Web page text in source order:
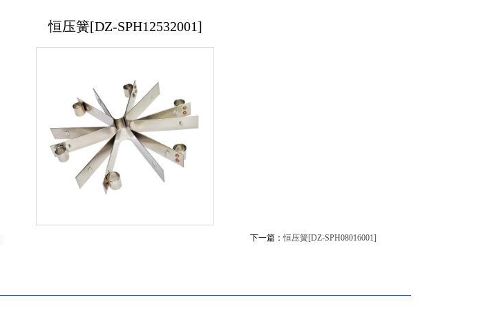
恒压簧[DZ-SPH12532001]
下一篇：恒压簧[DZ-SPH08016001]